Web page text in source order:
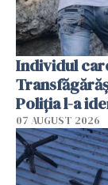
Individul
Poliția l-a
07 AUGUST 2026